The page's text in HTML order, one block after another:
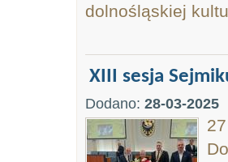
dolnośląskiej
XIII sesja
Dodano: 28-03-2025